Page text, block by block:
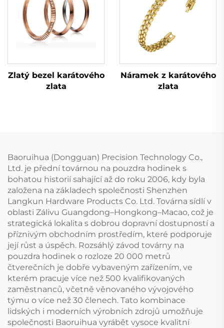
Zlatý bezel karátového
zlata
Náramek z karátového
zlata
Baoruihua (Dongguan) Precision Technology Co.,
Ltd. je přední továrnou na pouzdra hodinek s
bohatou historií sahající až do roku 2006, kdy byla
založena na základech společnosti Shenzhen
Langkun Hardware Products Co. Ltd. Továrna sídlí v
oblasti Zálivu Guangdong–Hongkong–Macao, což je
strategická lokalita s dobrou dopravní dostupností a
příznivým obchodním prostředím, které podporuje
její růst a úspěch. Rozsáhlý závod továrny na
pouzdra hodinek o rozloze 20 000 metrů
čtverečních je dobře vybaveným zařízením, ve
kterém pracuje více než 500 kvalifikovaných
zaměstnanců, včetně věnovaného vývojového
týmu o více než 30 členech. Tato kombinace
lidských i moderních výrobních zdrojů umožňuje
společnosti Baoruihua vyrábět vysoce kvalitní